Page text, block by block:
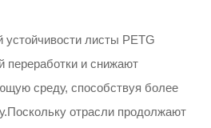
устойчивости листы PETG
переработки и снижают
среду, способствуя более
отрасли продолжают